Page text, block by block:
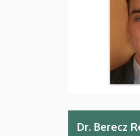
Dr. Berecz